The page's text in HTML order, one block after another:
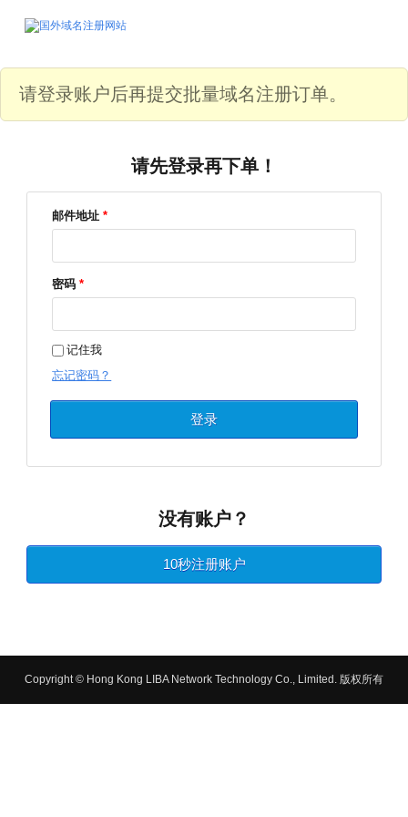
请登录账户后再提交批量域名注册订单。
请先登录再下单！
邮件地址*
密码*
记住我
忘记密码？
登录
没有账户？
10秒注册账户
Copyright © Hong Kong LIBA Network Technology Co., Limited. 版权所有